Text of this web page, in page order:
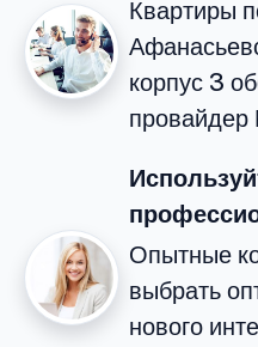
Квартиры
корпус 3
провайдер
Опытные
выбрать
нового